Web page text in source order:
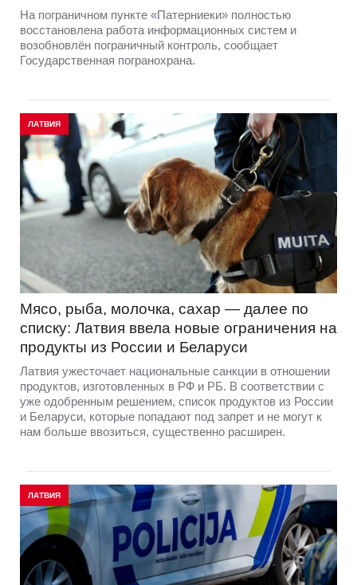
На пограничном пункте «Патерниеки» полностью
восстановлена работа информационных систем и
возобновлён пограничный контроль, сообщает
Государственная погранохрана.
ЛАТВИЯ
Мясо, рыба, молочка, сахар — далее по
списку: Латвия ввела новые ограничения на
продукты из России и Беларуси
Латвия ужесточает национальные санкции в отношении
продуктов, изготовленных в РФ и РБ. В соответствии с
уже одобренным решением, список продуктов из России
и Беларуси, которые попадают под запрет и не могут к
нам больше ввозиться, существенно расширен.
ЛАТВИЯ